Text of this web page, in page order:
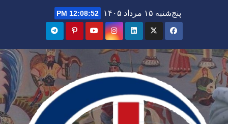
پنج‌شنبه ۱۵ مرداد ۱۴۰۵ 12:08:53 PM